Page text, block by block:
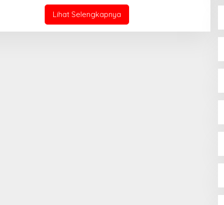
Lihat Selengkapnya